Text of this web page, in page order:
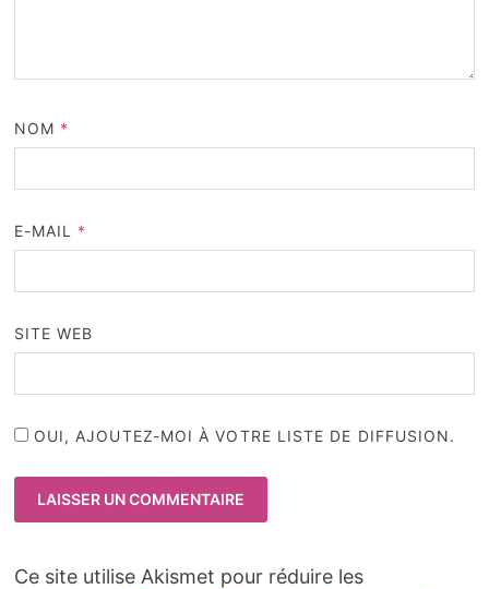
NOM *
E-MAIL *
SITE WEB
OUI, AJOUTEZ-MOI À VOTRE LISTE DE DIFFUSION.
Ce site utilise Akismet pour réduire les